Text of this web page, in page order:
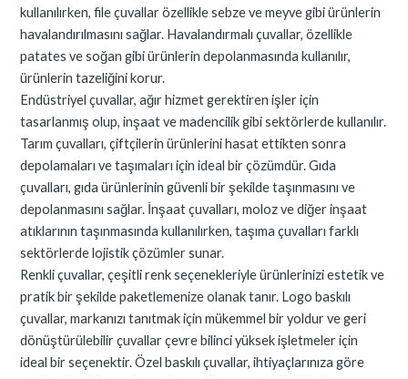
kullanılırken, file çuvallar özellikle sebze ve meyve gibi ürünlerin
havalandırılmasını sağlar. Havalandırmalı çuvallar, özellikle
patates ve soğan gibi ürünlerin depolanmasında kullanılır,
ürünlerin tazeliğini korur.
Endüstriyel çuvallar, ağır hizmet gerektiren işler için
tasarlanmış olup, inşaat ve madencilik gibi sektörlerde kullanılır.
Tarım çuvalları, çiftçilerin ürünlerini hasat ettikten sonra
depolamaları ve taşımaları için ideal bir çözümdür. Gıda
çuvalları, gıda ürünlerinin güvenli bir şekilde taşınmasını ve
depolanmasını sağlar. İnşaat çuvalları, moloz ve diğer inşaat
atıklarının taşınmasında kullanılırken, taşıma çuvalları farklı
sektörlerde lojistik çözümler sunar.
Renkli çuvallar, çeşitli renk seçenekleriyle ürünlerinizi estetik ve
pratik bir şekilde paketlemenize olanak tanır. Logo baskılı
çuvallar, markanızı tanıtmak için mükemmel bir yoldur ve geri
dönüştürülebilir çuvallar çevre bilinci yüksek işletmeler için
ideal bir seçenektir. Özel baskılı çuvallar, ihtiyaçlarınıza göre